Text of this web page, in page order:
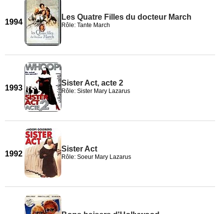
1994
Les Quatre Filles du docteur March
Rôle: Tante March
1993
Sister Act, acte 2
Rôle: Sister Mary Lazarus
1992
Sister Act
Rôle: Soeur Mary Lazarus